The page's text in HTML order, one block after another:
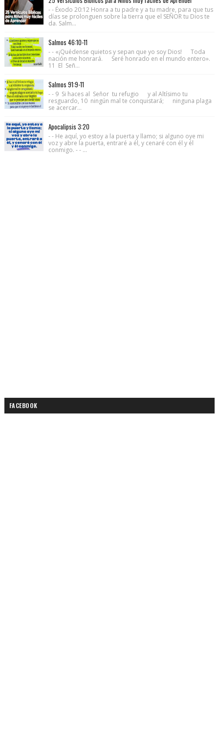
- - Éxodo 20:12 Honra a tu padre y a tu madre, para que tus
días se prolonguen sobre la tierra que el SEÑOR tu Dios te
da. Salm...
Salmos 46:10-11
- - «¡Quédense quietos y sepan que yo soy Dios! Toda
nación me honrará. Seré honrado en el mundo entero».
11 El Señ...
Salmos 91:9-11
- - 9 Si haces al Señor tu refugio y al Altísimo tu
resguardo, 10 ningún mal te conquistará; ninguna plaga
se acercar...
Apocalipsis 3:20
- - He aquí, yo estoy a la puerta y llamo; si alguno oye mi
voz y abre la puerta, entraré a él, y cenaré con él y él
conmigo. - - ...
FACEBOOK